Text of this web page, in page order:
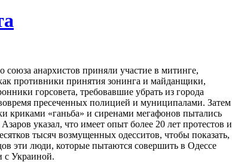
союза анархистов приняли участие в митинге,
противники принятия зонинга и майданщики,
горсовета, требовавшие убрать из города
пресеченных полицией и муниципалами. Затем
криками «ганьба» и сиренами мегафонов пытались
указал, что имеет опыт более 20 лет протестов и
тысяч возмущенных одесситов, чтобы показать,
эти люди, которые пытаются совершить в Одессе
с Украиной.